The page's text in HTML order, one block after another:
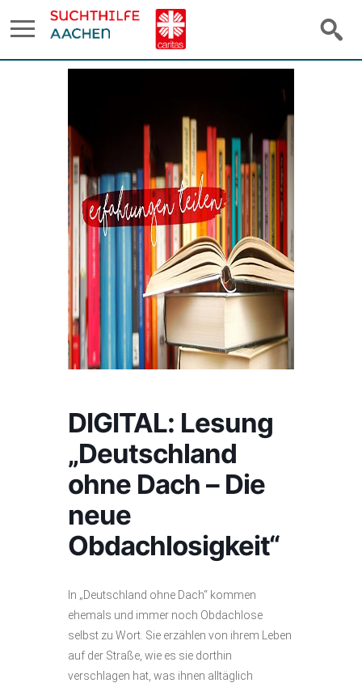
DIGITAL: Lesung
„Deutschland
ohne Dach – Die
neue
Obdachlosigkeit“
In „Deutschland ohne Dach“ kommen
ehemals und immer noch Obdachlose
selbst zu Wort. Sie erzählen von ihrem Leben
auf der Straße, wie es sie dorthin
verschlagen hat, was ihnen alltäglich